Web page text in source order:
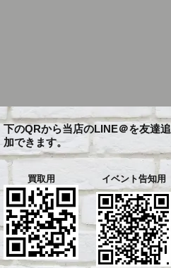
下のQRから当店のLINE＠を友達追
加できます。
買取用 イベント告知用